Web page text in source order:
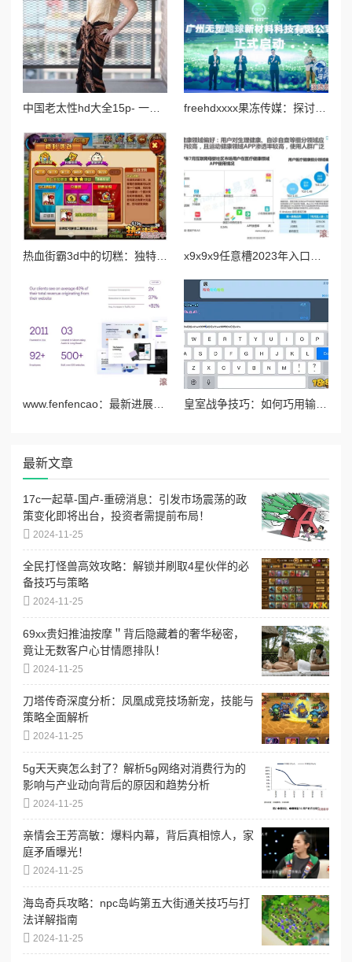
中国老太性hd大全15p- 一代风华绝代佳人，婀娜多姿惹人醉眼 freehdxxxx果冻传媒：探讨其在数字内容传播中的角色与影响力
皇室战争技巧：如何巧用输入法改变字体颜色进行个性聊天
最新文章
17c一起草-国卢-重磅消息：引发市场震荡的政
策变化即将出台，投资者需提前布局！
2024-11-25
全民打怪兽高效攻略：解锁并刷取4星伙伴的必
备技巧与策略
2024-11-25
69xx贵妇推油按摩＂背后隐藏着的奢华秘密，
竟让无数客户心甘情愿排队！
2024-11-25
刀塔传奇深度分析：凤凰成竞技场新宠，技能与
策略全面解析
2024-11-25
5g天天奭怎么封了？解析5g网络对消费行为的
影响与产业动向背后的原因和趋势分析
2024-11-25
亲情会王芳高敏：爆料内幕，背后真相惊人，家
庭矛盾曝光！
2024-11-25
海岛奇兵攻略：npc岛屿第五大街通关技巧与打
法详解指南
2024-11-25